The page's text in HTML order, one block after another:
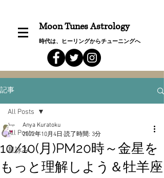
Moon Tunes Astrology
時代は、ヒーリングからチューニングへ
記事
All Posts
星詠み
All Posts
10/10(月)PM20時～金星を
もっと理解しよう＆牡羊座
Anya Kuratoku
2022年10月4日 読了時間: 3分